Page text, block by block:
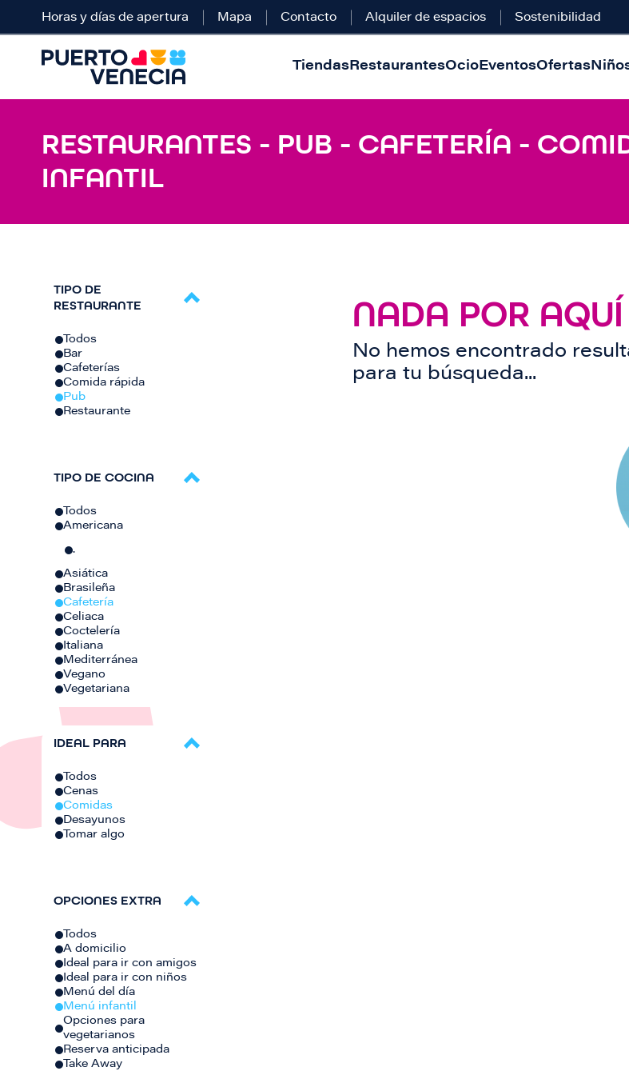
Horas y días de apertura Mapa Contacto Alquiler de espacios Sostenibilidad
TiendasRestaurantesOcioEventosOfertas
RESTAURANTES - PUB - CAFETERÍA -
INFANTIL
TIPO DE
RESTAURANTE
Todos
Bar
Cafeterías
Comida rápida
Pub
Restaurante
TIPO DE COCINA
Todos
Americana
.
Asiática
Brasileña
Cafetería
Celiaca
Coctelería
Italiana
Mediterránea
Vegano
Vegetariana
IDEAL PARA
Todos
Cenas
Comidas
Desayunos
Tomar algo
OPCIONES EXTRA
Todos
A domicilio
Ideal para ir con amigos
Ideal para ir con niños
Menú del día
Menú infantil
Opciones para
vegetarianos
Reserva anticipada
Take Away
NADA POR AQUÍ
No hemos encontrado
para tu búsqueda...